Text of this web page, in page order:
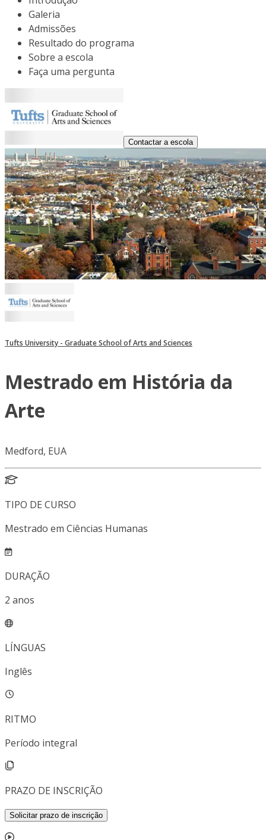
Galeria
Admissões
Resultado do programa
Sobre a escola
Faça uma pergunta
Contactar a escola
Tufts University - Graduate School of Arts and Sciences
Mestrado em História da
Arte
Medford, EUA
TIPO DE CURSO
Mestrado em Ciências Humanas
DURAÇÃO
2 anos
LÍNGUAS
Inglês
RITMO
Período integral
PRAZO DE INSCRIÇÃO
Solicitar prazo de inscrição